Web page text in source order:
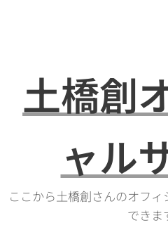
土橋創
ャル
ここから土橋創さんのオフ
できま